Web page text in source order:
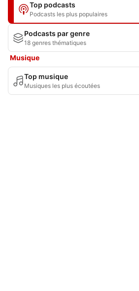
Top podcasts
Podcasts les plus populaires
Podcasts par genre
18 genres thématiques
Musique
Top musique
Musiques les plus écoutées